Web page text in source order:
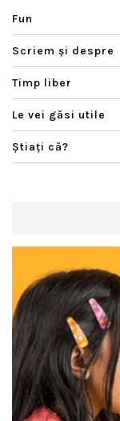
Fun
Scriem şi despre
Timp liber
Le vei găsi utile
Ştiaţi că?